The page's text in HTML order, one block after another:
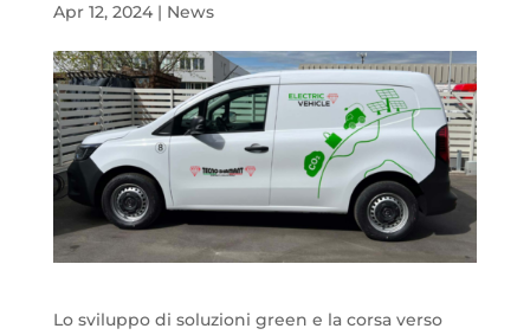
Apr 12, 2024| News
Lo sviluppo di soluzioni green e la corsa verso